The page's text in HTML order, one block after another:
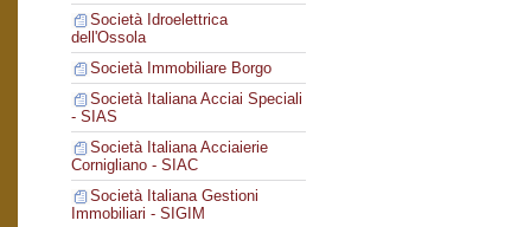
Società Idroelettrica
dell'Ossola
Società Immobiliare Borgo
Società Italiana Acciai Speciali
- SIAS
Società Italiana Acciaierie
Cornigliano - SIAC
Società Italiana Gestioni
Immobiliari - SIGIM